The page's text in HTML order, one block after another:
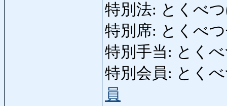
特別法: とくべ
特別席: とくべつ
特別手当: とくべ
特別会員: とく
員